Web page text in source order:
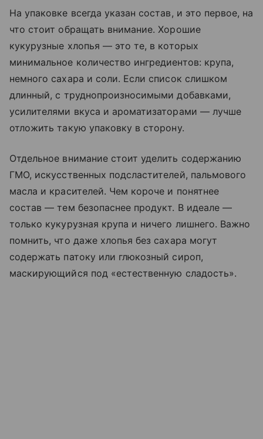
На упаковке всегда указан состав, и это первое, на
что стоит обращать внимание. Хорошие
кукурузные хлопья — это те, в которых
минимальное количество ингредиентов: крупа,
немного сахара и соли. Если список слишком
длинный, с труднопроизносимыми добавками,
усилителями вкуса и ароматизаторами — лучше
отложить такую упаковку в сторону.
Отдельное внимание стоит уделить содержанию
ГМО, искусственных подсластителей, пальмового
масла и красителей. Чем короче и понятнее
состав — тем безопаснее продукт. В идеале —
только кукурузная крупа и ничего лишнего. Важно
помнить, что даже хлопья без сахара могут
содержать патоку или глюкозный сироп,
маскирующийся под «естественную сладость».